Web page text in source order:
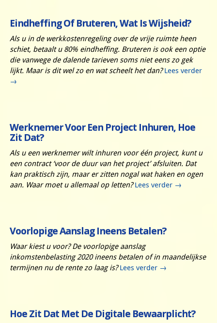
Eindheffing Of Bruteren, Wat Is Wijsheid?
Als u in de werkkostenregeling over de vrije ruimte heen
schiet, betaalt u 80% eindheffing. Bruteren is ook een optie
die vanwege de dalende tarieven soms niet eens zo gek
lijkt. Maar is dit wel zo en wat scheelt het dan? Lees verder
→
Werknemer Voor Een Project Inhuren, Hoe
Zit Dat?
Als u een werknemer wilt inhuren voor één project, kunt u
een contract ‘voor de duur van het project’ afsluiten. Dat
kan praktisch zijn, maar er zitten nogal wat haken en ogen
aan. Waar moet u allemaal op letten? Lees verder →
Voorlopige Aanslag Ineens Betalen?
Waar kiest u voor? De voorlopige aanslag
inkomstenbelasting 2020 ineens betalen of in maandelijkse
termijnen nu de rente zo laag is? Lees verder →
Hoe Zit Dat Met De Digitale Bewaarplicht?